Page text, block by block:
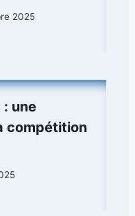
2025
une
compétition